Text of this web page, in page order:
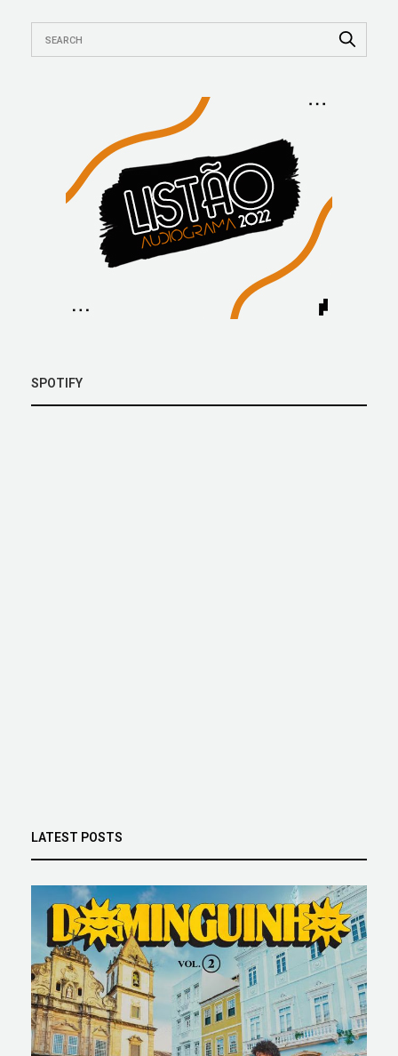
SPOTIFY
LATEST POSTS